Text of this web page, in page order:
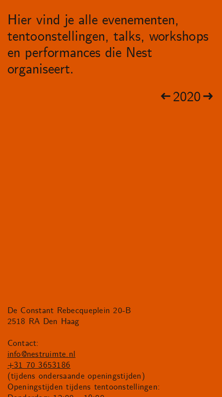
Hier vind je alle evenementen,
tentoonstellingen, talks, workshops
en performances die Nest
organiseert.
2020
De Constant Rebecqueplein 20-B
2518 RA Den Haag
Contact:
info@nestruimte.nl
+31 70 3653186
(tijdens ondersaande openingstijden)
Openingstijden tijdens tentoonstellingen: